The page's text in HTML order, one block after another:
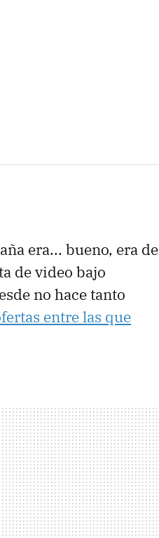
era... bueno, era de
de video bajo
no hace tanto
entre las que